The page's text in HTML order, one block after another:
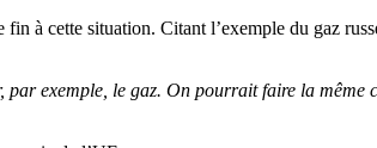
à cette situation. Citant l’exemple du gaz
exemple, le gaz. On pourrait faire la même